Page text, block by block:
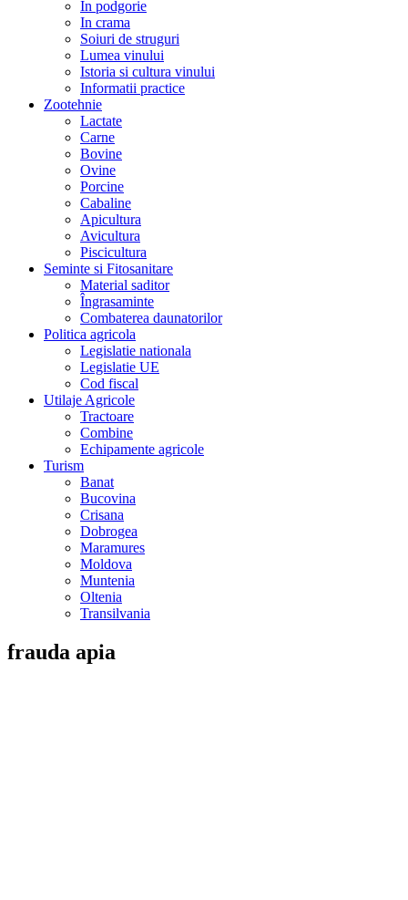
In podgorie
In crama
Soiuri de struguri
Lumea vinului
Istoria si cultura vinului
Informatii practice
Zootehnie
Lactate
Carne
Bovine
Ovine
Porcine
Cabaline
Apicultura
Avicultura
Piscicultura
Seminte si Fitosanitare
Material saditor
Îngrasaminte
Combaterea daunatorilor
Politica agricola
Legislatie nationala
Legislatie UE
Cod fiscal
Utilaje Agricole
Tractoare
Combine
Echipamente agricole
Turism
Banat
Bucovina
Crisana
Dobrogea
Maramures
Moldova
Muntenia
Oltenia
Transilvania
frauda apia